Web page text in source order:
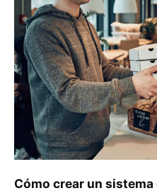
Cómo crear un
sistema
de
pedidos
de
restaurante
para
pedidos
línea
a